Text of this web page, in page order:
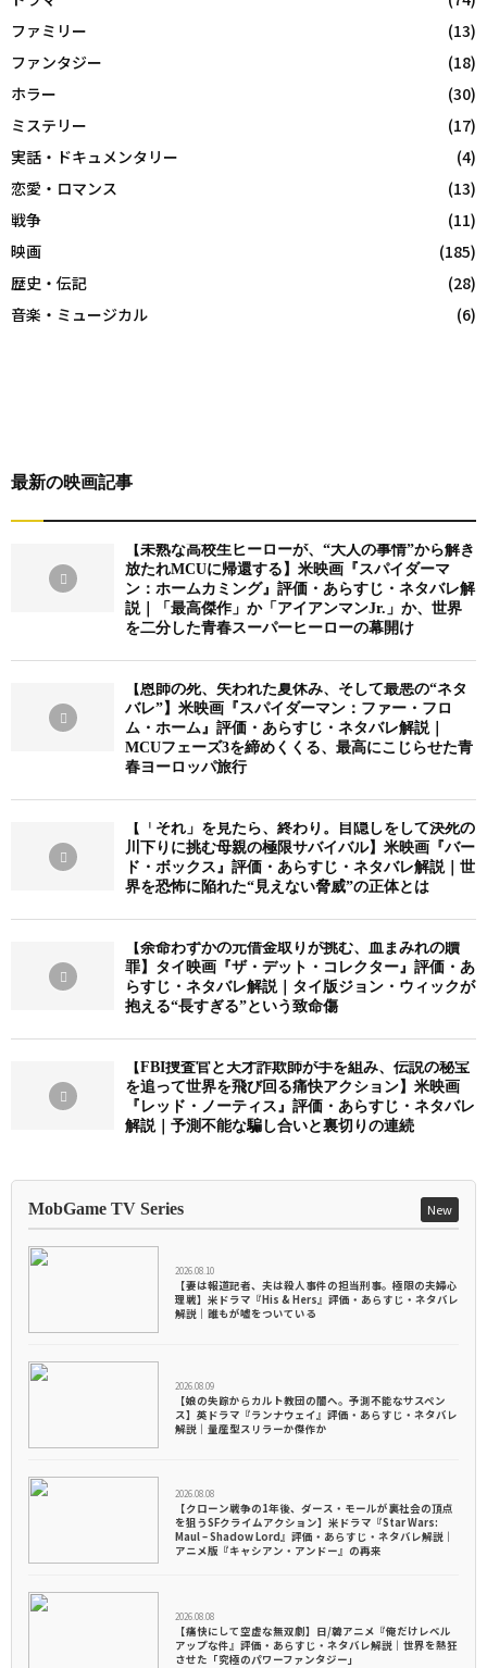
ファミリー
(13)
ファンタジー
(18)
ホラー
(30)
ミステリー
(17)
実話・ドキュメンタリー
(4)
恋愛・ロマンス
(13)
戦争
(11)
映画
(185)
歴史・伝記
(28)
音楽・ミュージカル
(6)
最新の映画記事
【未熟な高校生ヒーローが、“大人の事情”から解き
放たれMCUに帰還する】米映画『スパイダーマ
ン：ホームカミング』評価・あらすじ・ネタバレ解
説｜「最高傑作」か「アイアンマンJr.」か、世界
を二分した青春スーパーヒーローの幕開け
【恩師の死、失われた夏休み、そして最悪の“ネタ
バレ”】米映画『スパイダーマン：ファー・フロ
ム・ホーム』評価・あらすじ・ネタバレ解説｜
MCUフェーズ3を締めくくる、最高にこじらせた青
春ヨーロッパ旅行
【「それ」を見たら、終わり。目隠しをして決死の
川下りに挑む母親の極限サバイバル】米映画『バー
ド・ボックス』評価・あらすじ・ネタバレ解説｜世
界を恐怖に陥れた“見えない脅威”の正体とは
【余命わずかの元借金取りが挑む、血まみれの贖
罪】タイ映画『ザ・デット・コレクター』評価・あ
らすじ・ネタバレ解説｜タイ版ジョン・ウィックが
抱える“長すぎる”という致命傷
【FBI捜査官と天才詐欺師が手を組み、伝説の秘宝
を追って世界を飛び回る痛快アクション】米映画
『レッド・ノーティス』評価・あらすじ・ネタバレ
解説｜予測不能な騙し合いと裏切りの連続
MobGame TV Series New
2026.08.10
【妻は報道記者、夫は殺人事件の担当刑事。極限の夫婦心
理戦】米ドラマ『His & Hers』評価・あらすじ・ネタバレ
解説｜誰もが嘘をついている
2026.08.09
【娘の失踪からカルト教団の闇へ。予測不能なサスペン
ス】英ドラマ『ランナウェイ』評価・あらすじ・ネタバレ
解説｜量産型スリラーか傑作か
2026.08.08
【クローン戦争の1年後、ダース・モールが裏社会の頂点
を狙うSFクライムアクション】米ドラマ『Star Wars:
Maul – Shadow Lord』評価・あらすじ・ネタバレ解説｜
アニメ版『キャシアン・アンドー』の再来
2026.08.08
【痛快にして空虚な無双劇】日/韓アニメ『俺だけレベル
アップな件』評価・あらすじ・ネタバレ解説｜世界を熱狂
させた「究極のパワーファンタジー」